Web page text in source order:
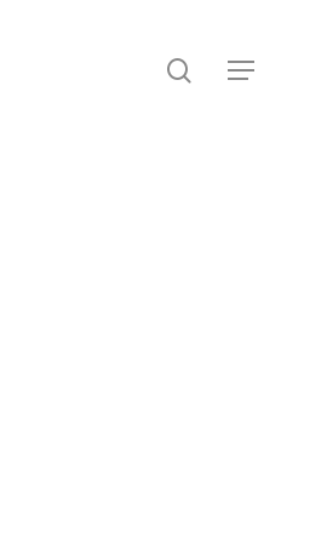
recherche
Menu